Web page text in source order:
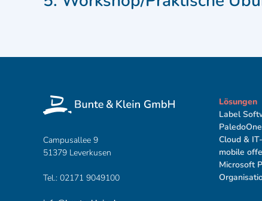
Campusallee 9
51379 Leverkusen
Tel.: 02171 9049100
Lösungen
Label
PaledoOne
Cloud &
mobile
Microsoft